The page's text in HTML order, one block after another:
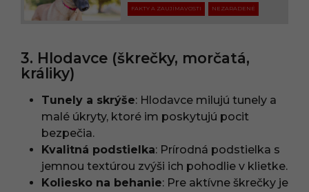
FAKTY A ZAUJÍMAVOSTI NEZARADENÉ
3. Hlodavce (škrečky, morčatá,
králiky)
Tunely a skrýše: Hlodavce milujú tunely a
malé úkryty, ktoré im poskytujú pocit
bezpečia.
Kvalitná podstielka: Prírodná podstielka s
jemnou textúrou zvýši ich pohodlie v klietke.
Koliesko na behanie: Pre aktívne škrečky je